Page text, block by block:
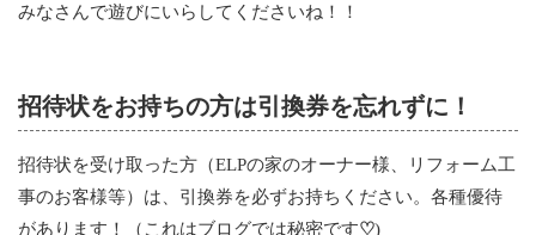
みなさんで遊びにいらしてくださいね！！
招待状をお持ちの方は引換券を忘れずに！
招待状を受け取った方（ELPの家のオーナー様、リフォーム工
事のお客様等）は、引換券を必ずお持ちください。各種優待
があります！（これはブログでは秘密です♡)